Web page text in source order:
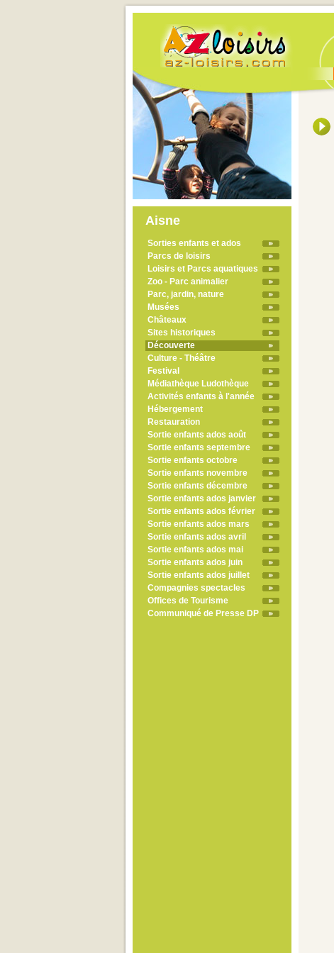
Aisne
Sorties enfants et ados
Parcs de loisirs
Loisirs et Parcs aquatiques
Zoo - Parc animalier
Parc, jardin, nature
Musées
Châteaux
Sites historiques
Découverte
Culture - Théâtre
Festival
Médiathèque Ludothèque
Activités enfants à l'année
Hébergement
Restauration
Sortie enfants ados août
Sortie enfants septembre
Sortie enfants octobre
Sortie enfants novembre
Sortie enfants décembre
Sortie enfants ados janvier
Sortie enfants ados février
Sortie enfants ados mars
Sortie enfants ados avril
Sortie enfants ados mai
Sortie enfants ados juin
Sortie enfants ados juillet
Compagnies spectacles
Offices de Tourisme
Communiqué de Presse DP